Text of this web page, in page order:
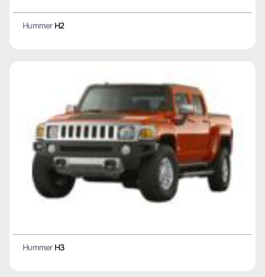
HummerH2
HummerH3